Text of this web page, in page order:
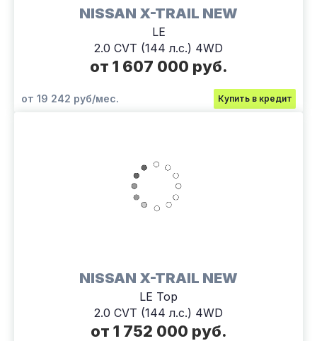
NISSAN X-TRAIL NEW
LE
2.0 CVT (144 л.с.) 4WD
от 1 607 000 руб.
от 19 242 руб/мес. Купить в кредит
NISSAN X-TRAIL NEW
LE Top
2.0 CVT (144 л.с.) 4WD
от 1 752 000 руб.